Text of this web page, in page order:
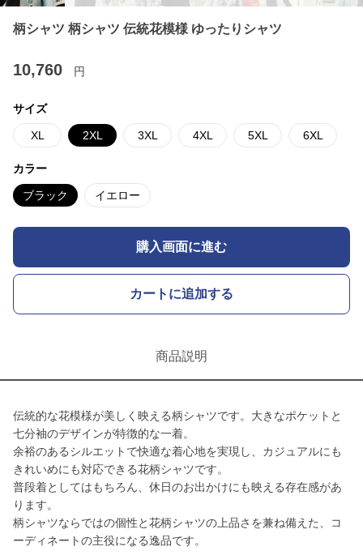
柄シャツ 柄シャツ 伝統花模様 ゆったりシャツ
10,760 円
サイズ
XL 2XL 3XL 4XL 5XL 6XL
カラー
ブラック イエロー
購入画面に進む
カートに追加する
商品説明
伝統的な花模様が美しく映える柄シャツです。大きなポケットと
七分袖のデザインが特徴的な一着。
余裕のあるシルエットで快適な着心地を実現し、カジュアルにも
きれいめにも対応できる花柄シャツです。
普段着としてはもちろん、休日のお出かけにも映える存在感があ
ります。
柄シャツならではの個性と花柄シャツの上品さを兼ね備えた、コ
ーディネートの主役になる逸品です。